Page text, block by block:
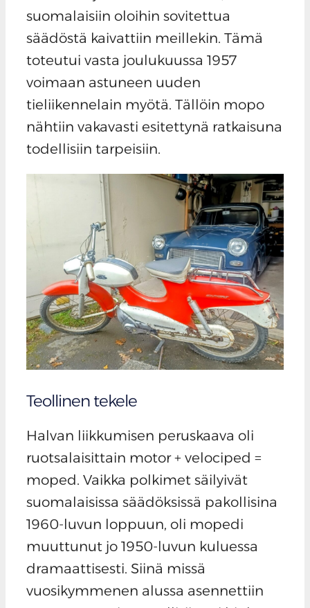
suomalaisiin oloihin sovitettua
säädöstä kaivattiin meillekin. Tämä
toteutui vasta joulukuussa 1957
voimaan astuneen uuden
tieliikennelain myötä. Tällöin mopo
nähtiin vakavasti esitettynä ratkaisuna
todellisiin tarpeisiin.
Teollinen tekele
Halvan liikkumisen peruskaava oli
ruotsalaisittain motor + velociped =
moped. Vaikka polkimet säilyivät
suomalaisissa säädöksissä pakollisina
1960-luvun loppuun, oli mopedi
muuttunut jo 1950-luvun kuluessa
dramaattisesti. Siinä missä
vuosikymmenen alussa asennettiin